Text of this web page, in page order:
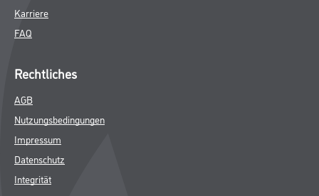
Karriere
FAQ
Rechtliches
AGB
Nutzungsbedingungen
Impressum
Datenschutz
Integrität